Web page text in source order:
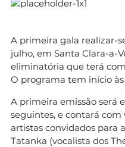
A primeira gala realizar-
julho, em Santa Clara-a-
eliminatória que terá
O programa tem início às
A primeira emissão será
seguintes, e contará com
artistas convidados para
Tatanka (vocalista dos